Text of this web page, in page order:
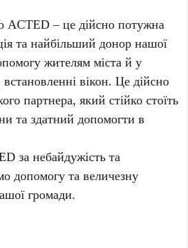
ACTED – це дійсно потужна
та найбільший донор нашої
жителям міста й у
встановленні вікон. Це дійсно
партнера, який стійко стоїть
та здатний допомогти в
за небайдужість та
допомогу та величезну
громади.